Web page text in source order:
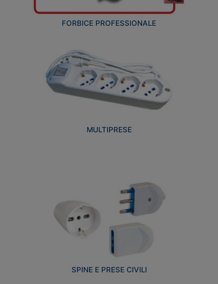
FORBICE PROFESSIONALE
MULTIPRESE
SPINE E PRESE CIVILI